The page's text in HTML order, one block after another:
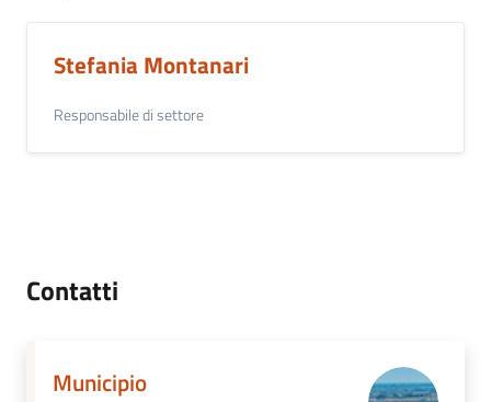
Stefania Montanari
Responsabile di settore
Contatti
Municipio